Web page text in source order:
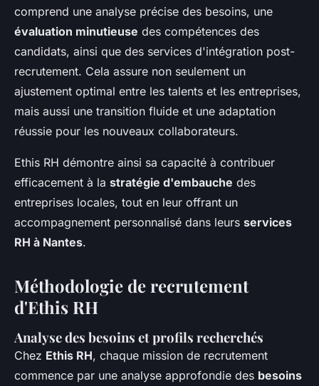
comprend une analyse précise des besoins, une
évaluation minutieuse des compétences des
candidats, ainsi que des services d'intégration post-
recrutement. Cela assure non seulement un
ajustement optimal entre les talents et les entreprises,
mais aussi une transition fluide et une adaptation
réussie pour les nouveaux collaborateurs.
Ethis RH démontre ainsi sa capacité à contribuer
efficacement à la stratégie d'embauche des
entreprises locales, tout en leur offrant un
accompagnement personnalisé dans leurs services
RH à Nantes.
Méthodologie de recrutement
d'Ethis RH
Analyse des besoins et profils recherchés
Chez Ethis RH, chaque mission de recrutement
commence par une analyse approfondie des besoins